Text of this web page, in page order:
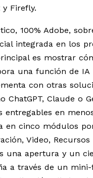
y Firefly.
100% Adobe,
integrada en los
es mostrar
una función de IA
con otras
ChatGPT, Claude o
entregables en
en cinco módulos
Video, Recursos
una apertura y un
a través de un